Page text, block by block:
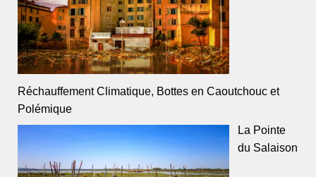
Réchauffement Climatique, Bottes en Caoutchouc et
Polémique
La Pointe
du Salaison